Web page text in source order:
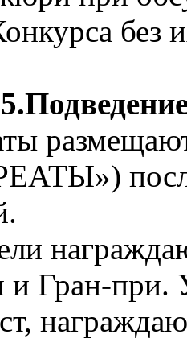
без
и Гран-при.